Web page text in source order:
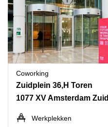
Coworking
Zuidplein 36,H Toren
1077 XV Amsterdam Zuid
Werkplekken